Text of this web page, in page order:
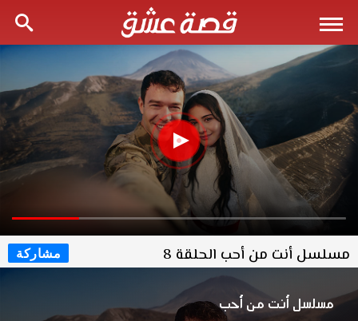
مسلسل أنت من أحب الحلقة 8 مشاركة
مسلسل أنت من أحب